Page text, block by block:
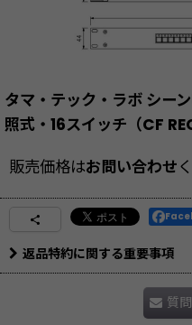
タマ・テック・ラボ シー
照式・16スイッチ（CF
販売価格はお問い合わせ
返品特約に関する重要事項
質